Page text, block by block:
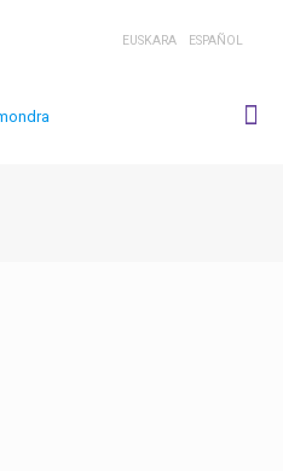
EUSKARA ESPAÑOL